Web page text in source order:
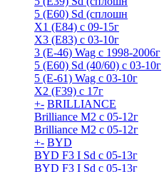
5 (E60) Sd (сплошн
X1 (E84) с 09-15г
X3 (E83) с 03-10г
3 (Е-46) Wag с 1998-2006г
5 (E60) Sd (40/60) с 03-10г
5 (Е-61) Wag с 03-10г
X2 (F39) с 17г
+- BRILLIANCE
Brilliance M2 с 05-12г
Brilliance M2 с 05-12г
+- BYD
BYD F3 I Sd с 05-13г
BYD F3 I Sd с 05-13г